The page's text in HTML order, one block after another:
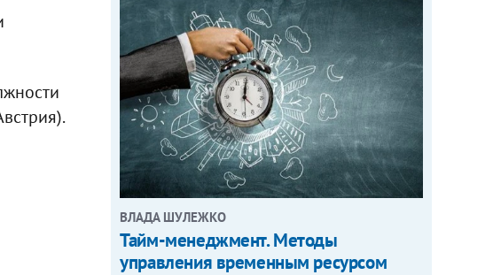
ВЛАДА ШУЛЕЖКО
Тайм-менеджмент. Методы
управления временным ресурсом